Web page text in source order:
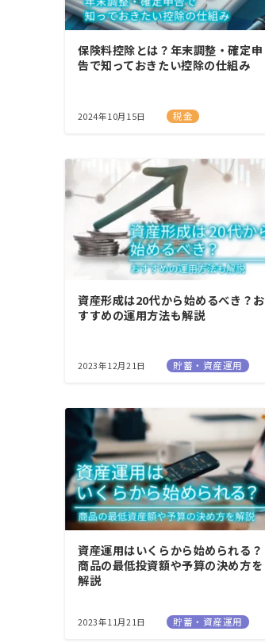
税金
保険料控除とは？年末調整・確定申
告で知っておきたい控除の仕組み
2024年10月15日
貯蓄・資産運用
資産形成は20代から始めるべき？お
すすめの運用方法も解説
2023年12月21日
貯蓄・資産運用
資産運用はいくらから始められる？
商品の最低投資額や予算の決め方を
解説
2023年11月21日